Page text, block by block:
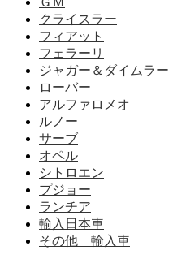
クライスラー
フィアット
フェラーリ
ジャガー＆ダイムラー
ローバー
アルファロメオ
ルノー
サーブ
オペル
シトロエン
プジョー
ランチア
輸入日本車
その他 輸入車